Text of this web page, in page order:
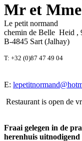
Mr et
Le petit normand
chemin de Belle Heid ,
B-4845 Sart (Jalhay)
T: +32 (0)87 47 49 04
E:
Restaurant is open de
Fraai gelegen in de
herenhuis uitnodigend